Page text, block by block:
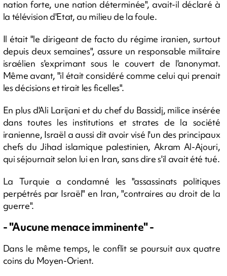
nation forte, une nation déterminée", avait-il déclaré à
la télévision d'Etat, au milieu de la foule.
Il était "le dirigeant de facto du régime iranien, surtout
depuis deux semaines", assure un responsable militaire
israélien s'exprimant sous le couvert de l'anonymat.
Même avant, "il était considéré comme celui qui prenait
les décisions et tirait les ficelles".
En plus d'Ali Larijani et du chef du Bassidj, milice insérée
dans toutes les institutions et strates de la société
iranienne, Israël a aussi dit avoir visé l'un des principaux
chefs du Jihad islamique palestinien, Akram Al-Ajouri,
qui séjournait selon lui en Iran, sans dire s'il avait été tué.
La Turquie a condamné les "assassinats politiques
perpétrés par Israël" en Iran, "contraires au droit de la
guerre".
- "Aucune menace imminente" -
Dans le même temps, le conflit se poursuit aux quatre
coins du Moyen-Orient.